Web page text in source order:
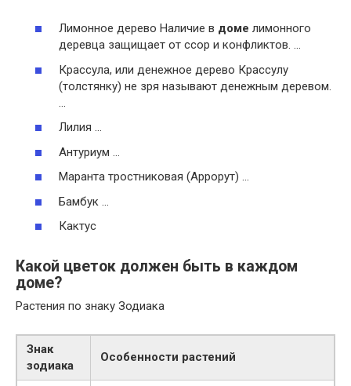
Лимонное дерево Наличие в доме лимонного
деревца защищает от ссор и конфликтов. …
Крассула, или денежное дерево Крассулу
(толстянку) не зря называют денежным деревом.
…
Лилия …
Антуриум …
Маранта тростниковая (Аррорут) …
Бамбук …
Кактус
Какой цветок должен быть в каждом
доме?
Растения по знаку Зодиака
Знак
зодиака
Особенности растений